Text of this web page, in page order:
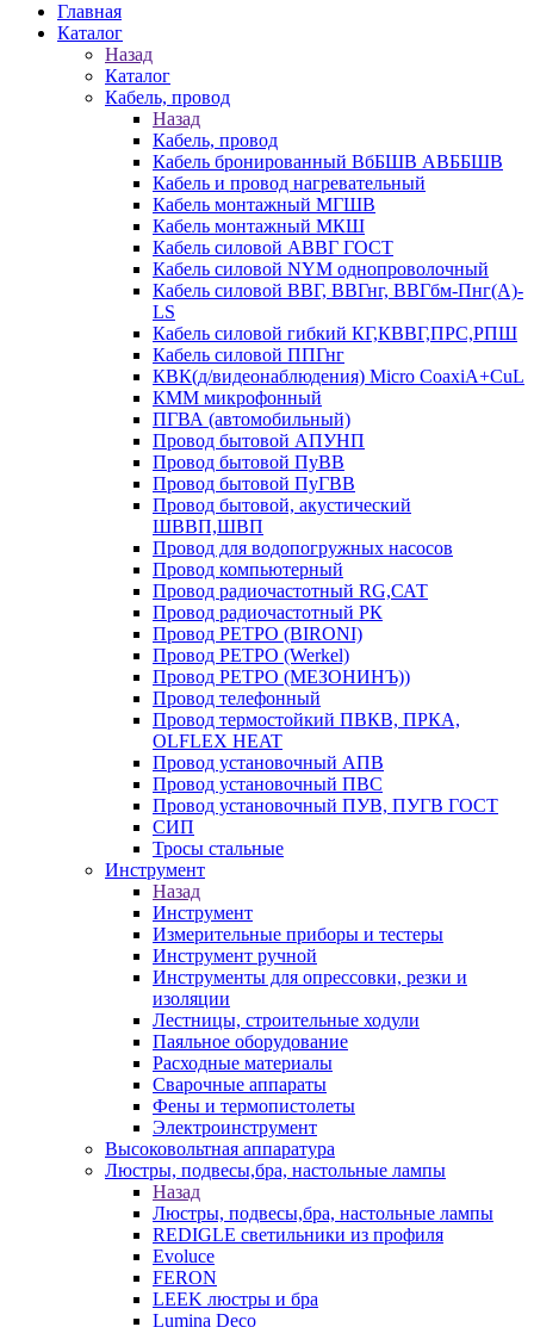
Главная
Каталог
Назад
Каталог
Кабель, провод
Назад
Кабель, провод
Кабель бронированный ВбБШВ АВББШВ
Кабель и провод нагревательный
Кабель монтажный МГШВ
Кабель монтажный МКШ
Кабель силовой АВВГ ГОСТ
Кабель силовой NYM однопроволочный
Кабель силовой ВВГ, ВВГнг, ВВГбм-Пнг(А)-
LS
Кабель силовой гибкий КГ,КВВГ,ПРС,РПШ
Кабель силовой ППГнг
КВК(д/видеонаблюдения) Micro CoaxiA+CuL
КММ микрофонный
ПГВА (автомобильный)
Провод бытовой АПУНП
Провод бытовой ПуВВ
Провод бытовой ПуГВВ
Провод бытовой, акустический
ШВВП,ШВП
Провод для водопогружных насосов
Провод компьютерный
Провод радиочастотный RG,САТ
Провод радиочастотный РК
Провод РЕТРО (BIRONI)
Провод РЕТРО (Werkel)
Провод РЕТРО (МЕЗОНИНЪ))
Провод телефонный
Провод термостойкий ПВКВ, ПРКА,
OLFLEX HEAT
Провод установочный АПВ
Провод установочный ПВС
Провод установочный ПУВ, ПУГВ ГОСТ
СИП
Тросы стальные
Инструмент
Назад
Инструмент
Измерительные приборы и тестеры
Инструмент ручной
Инструменты для опрессовки, резки и
изоляции
Лестницы, строительные ходули
Паяльное оборудование
Расходные материалы
Сварочные аппараты
Фены и термопистолеты
Электроинструмент
Высоковольтная аппаратура
Люстры, подвесы,бра, настольные лампы
Назад
Люстры, подвесы,бра, настольные лампы
REDIGLE светильники из профиля
Evoluce
FERON
LEEK люстры и бра
Lumina Deco